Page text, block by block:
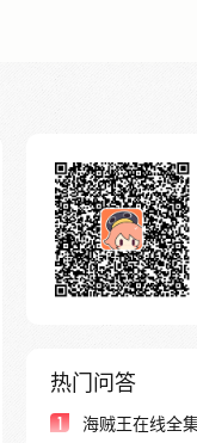
热门问答
1 海贼王在线全